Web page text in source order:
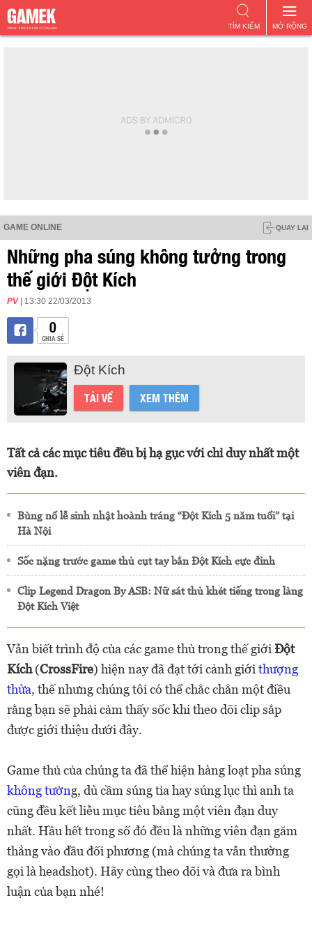
MỞ RỘNG
TÌM KIẾM
GAME ONLINE QUAY LẠI
Những pha súng không tưởng trong
thế giới Đột Kích
PV | 13:30 22/03/2013
0
CHIA SẺ
Đột Kích
TẢI VỀ XEM THÊM
Tất cả các mục tiêu đều bị hạ gục với chỉ duy nhất một
viên đạn.
Bùng nổ lễ sinh nhật hoành tráng “Đột Kích 5 năm tuổi” tại
Hà Nội
Sốc nặng trước game thủ cụt tay bắn Đột Kích cực đỉnh
Clip Legend Dragon By ASB: Nữ sát thủ khét tiếng trong làng
Đột Kích Việt
Vẫn biết trình độ của các game thủ trong thế giới Đột
Kích(CrossFire) hiện nay đã đạt tới cảnh giới thượng
thừa, thế nhưng chúng tôi có thể chắc chắn một điều
rằng bạn sẽ phải cảm thấy sốc khi theo dõi clip sắp
được giới thiệu dưới đây.
Game thủ của chúng ta đã thể hiện hàng loạt pha súng
không tưởng, dù cầm súng tỉa hay súng lục thì anh ta
cũng đều kết liễu mục tiêu bằng một viên đạn duy
nhất. Hầu hết trong số đó đều là những viên đạn găm
thẳng vào đầu đối phương (mà chúng ta vẫn thường
gọi là headshot). Hãy cùng theo dõi và đưa ra bình
luận của bạn nhé!